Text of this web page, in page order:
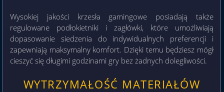
Wysokiej jakości krzesła gamingowe posiadają także
regulowane podłokietniki i zagłówki, które umożliwiają
dopasowanie siedzenia do indywidualnych preferencji i
zapewniają maksymalny komfort. Dzięki temu będziesz mógł
cieszyć się długimi godzinami gry bez żadnych dolegliwości.
WYTRZYMAŁOŚĆ MATERIAŁÓW